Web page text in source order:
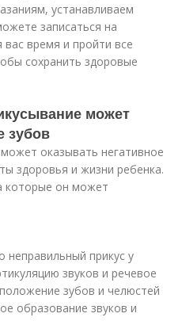
устанавливаем
записаться на
время и пройти все
сохранить здоровые
может
зубов
оказывать негативное
здоровья и жизни ребенка.
которые он может
неправильный прикус у
звуков и речевое
зубов и челюстей
образование звуков и